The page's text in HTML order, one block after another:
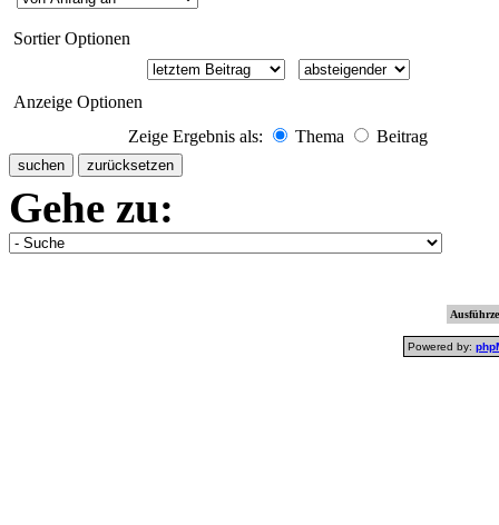
Sortier Optionen
Anzeige Optionen
Zeige Ergebnis als:
Thema Beitrag
Gehe zu:
Powered by: